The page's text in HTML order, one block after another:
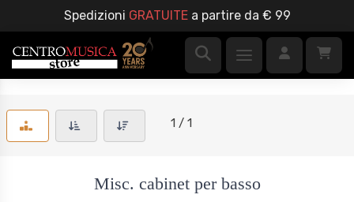
Spedizioni GRATUITEa partire da € 99
1 / 1
Misc. cabinet per basso